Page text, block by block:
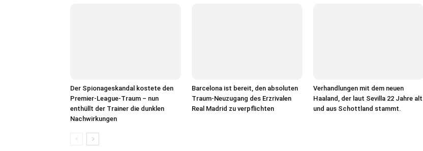
Der Spionageskandal kostete den
Premier-League-Traum – nun
enthüllt der Trainer die dunklen
Nachwirkungen
Barcelona ist bereit, den absoluten
Traum-Neuzugang des Erzrivalen
Real Madrid zu verpflichten
Verhandlungen mit dem neuen
Haaland, der laut Sevilla 22 Jahre alt
und aus Schottland stammt.